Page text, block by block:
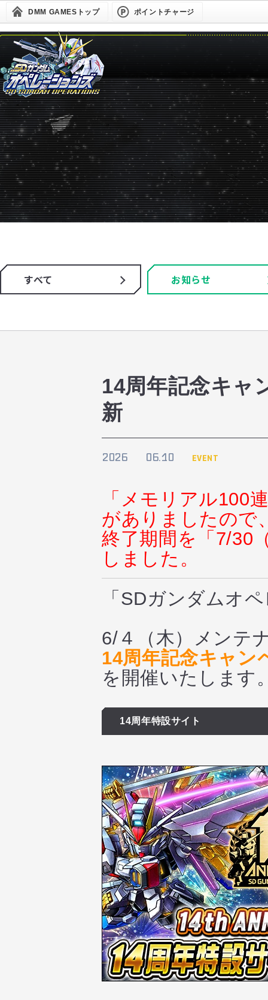
DMM GAMESトップ ポイントチャージ
すべて お知らせ
14周年記念キャ
新
2026 06.10 EVENT
「メモリアル100
がありましたので
終了期間を「7/30
しました。
「SDガンダムオ
6/４（木）メンテ
14周年記念キャン
を開催いたします
14周年特設サイト